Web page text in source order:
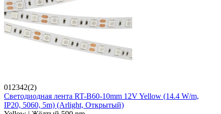
012342(2)
Светодиодная лента RT-B60-10mm 12V Yellow (14.4 W/m,
IP20, 5060, 5m) (Arlight, Открытый)